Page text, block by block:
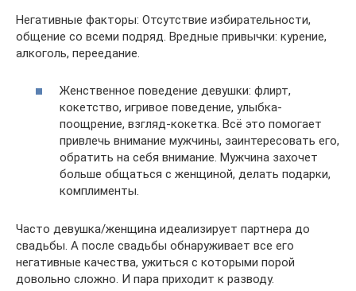
Негативные факторы: Отсутствие избирательности,
общение со всеми подряд. Вредные привычки: курение,
алкоголь, переедание.
Женственное поведение девушки: флирт,
кокетство, игривое поведение, улыбка-
поощрение, взгляд-кокетка. Всё это помогает
привлечь внимание мужчины, заинтересовать его,
обратить на себя внимание. Мужчина захочет
больше общаться с женщиной, делать подарки,
комплименты.
Часто девушка/женщина идеализирует партнера до
свадьбы. А после свадьбы обнаруживает все его
негативные качества, ужиться с которыми порой
довольно сложно. И пара приходит к разводу.